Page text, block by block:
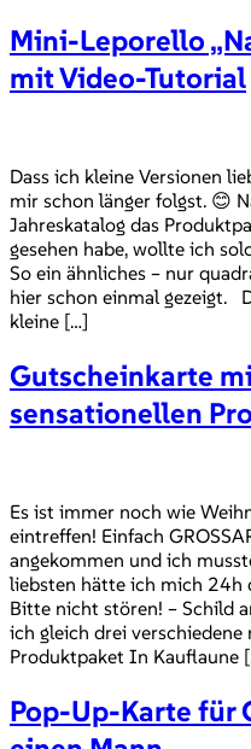
Mini-Leporello
mit Video-Tutorial
Dass ich kleine Versionen
mir schon länger folgst. 😊
Jahreskatalog das
gesehen habe, wollte ich
So ein ähnliches – nur
hier schon einmal gezeigt.
kleine […]
Gutscheinkarte
sensationellen
Es ist immer noch wie
eintreffen! Einfach
angekommen und ich
liebsten hätte ich mich 24h
Bitte nicht stören! – Schild
ich gleich drei
Produktpaket In Kauflaune
Pop-Up-Karte für